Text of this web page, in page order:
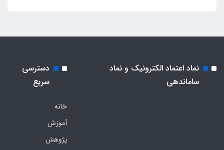
نماد اعتماد الکترونیک و نماد
ساماندهی
دسترسی
سریع
خانه
آموزش
پژوهش